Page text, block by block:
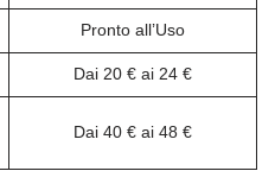
Pronto all’Uso
Dai 20 € ai 24 €
Dai 40 € ai 48 €